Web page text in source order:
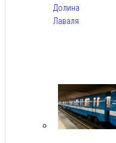
Долина
Лаваля.